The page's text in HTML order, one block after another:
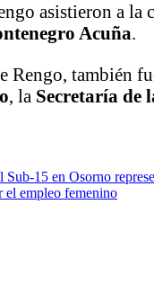
asistieron a la
Acuña.
Rengo, también
, la Secretaría de
15 en Osorno
el empleo femenino